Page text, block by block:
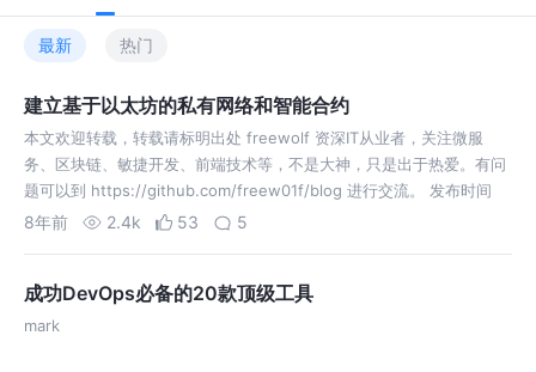
最新 热门
建立基于以太坊的私有网络和智能合约
本文欢迎转载，转载请标明出处 freewolf 资深IT从业者，关注微服
务、区块链、敏捷开发、前端技术等，不是大神，只是出于热爱。有问
题可以到 https://github.com/freew01f/blog 进行交流。 发布时间
BiTCoin #480499 写在前面 最近…
8年前 2.4k 53 5
成功DevOps必备的20款顶级工具
mark